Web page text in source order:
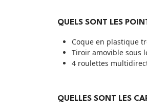
QUELS SONT LES
Coque en plastique
Tiroir amovible sous
4 roulettes
QUELLES SONT LES